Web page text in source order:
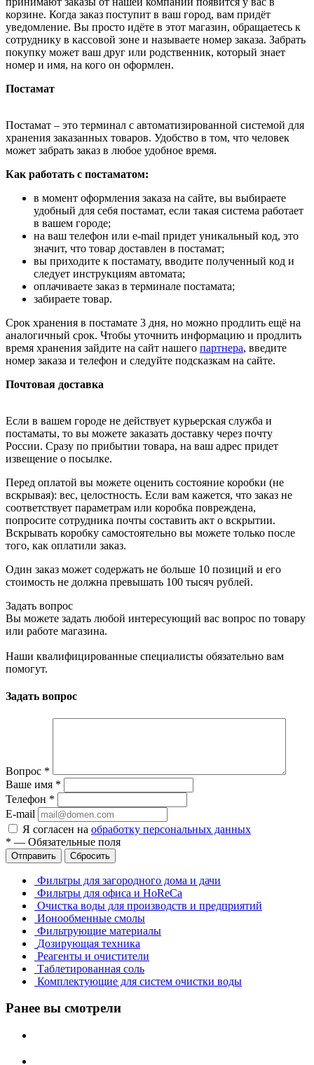
корзине. Когда заказ поступит в ваш город, вам придёт
уведомление. Вы просто идёте в этот магазин, обращаетесь к
сотруднику в кассовой зоне и называете номер заказа. Забрать
покупку может ваш друг или родственник, который знает
номер и имя, на кого он оформлен.
Постамат
Постамат – это терминал с автоматизированной системой для
хранения заказанных товаров. Удобство в том, что человек
может забрать заказ в любое удобное время.
Как работать с постаматом:
в момент оформления заказа на сайте, вы выбираете
удобный для себя постамат, если такая система работает
в вашем городе;
на ваш телефон или e-mail придет уникальный код, это
значит, что товар доставлен в постамат;
вы приходите к постамату, вводите полученный код и
следует инструкциям автомата;
оплачиваете заказ в терминале постамата;
забираете товар.
Срок хранения в постамате 3 дня, но можно продлить ещё на
аналогичный срок. Чтобы уточнить информацию и продлить
время хранения зайдите на сайт нашего партнера, введите
номер заказа и телефон и следуйте подсказкам на сайте.
Почтовая доставка
Если в вашем городе не действует курьерская служба и
постаматы, то вы можете заказать доставку через почту
России. Сразу по прибытии товара, на ваш адрес придет
извещение о посылке.
Перед оплатой вы можете оценить состояние коробки (не
вскрывая): вес, целостность. Если вам кажется, что заказ не
соответствует параметрам или коробка повреждена,
попросите сотрудника почты составить акт о вскрытии.
Вскрывать коробку самостоятельно вы можете только после
того, как оплатили заказ.
Один заказ может содержать не больше 10 позиций и его
стоимость не должна превышать 100 тысяч рублей.
Задать вопрос
Вы можете задать любой интересующий вас вопрос по товару
или работе магазина.
Наши квалифицированные специалисты обязательно вам
помогут.
Задать вопрос
Вопрос *
Ваше имя *
Телефон *
E-mail
Я согласен на обработку персональных данных
* — Обязательные поля
Отправить Сбросить
Фильтры для загородного дома и дачи
Фильтры для офиса и HoReCa
Очистка воды для производств и предприятий
Ионообменные смолы
Фильтрующие материалы
Дозирующая техника
Реагенты и очистители
Таблетированная соль
Комплектующие для систем очистки воды
Ранее вы смотрели